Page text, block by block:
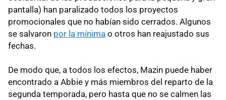
pantalla) han paralizado todos los proyectos
promocionales que no habían sido cerrados. Algunos
se salvaron por la mínima o otros han reajustado sus
fechas.
De modo que, a todos los efectos, Mazin puede haber
encontrado a Abbie y más miembros del reparto de la
segunda temporada, pero hasta que no se calmen las